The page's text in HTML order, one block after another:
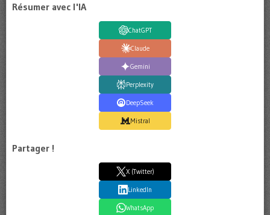
Résumer avec l'IA
ChatGPT
Claude
Gemini
Perplexity
DeepSeek
Mistral
Partager !
X (Twitter)
LinkedIn
WhatsApp